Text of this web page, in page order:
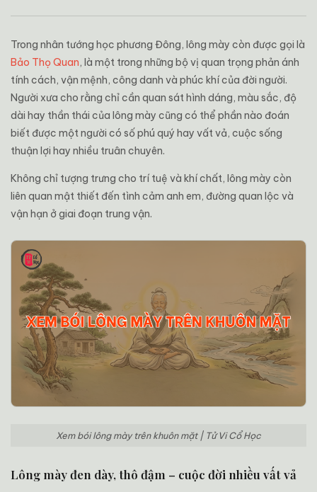
Trong nhân tướng học phương Đông, lông mày còn được gọi là
Bảo Thọ Quan, là một trong những bộ vị quan trọng phản ánh
tính cách, vận mệnh, công danh và phúc khí của đời người.
Người xưa cho rằng chỉ cần quan sát hình dáng, màu sắc, độ
dài hay thần thái của lông mày cũng có thể phần nào đoán
biết được một người có số phú quý hay vất vả, cuộc sống
thuận lợi hay nhiều truân chuyên.
Không chỉ tượng trưng cho trí tuệ và khí chất, lông mày còn
liên quan mật thiết đến tình cảm anh em, đường quan lộc và
vận hạn ở giai đoạn trung vận.
Xem bói lông mày trên khuôn mặt | Tử Vi Cổ Học
Lông mày đen dày, thô đậm – cuộc đời nhiều vất vả